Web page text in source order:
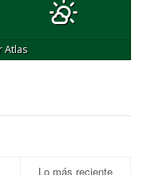
Atlas
Lo más reciente